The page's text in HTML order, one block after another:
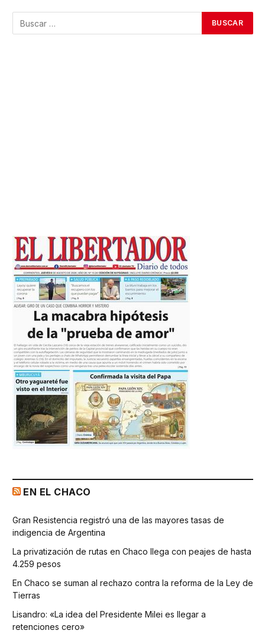
EN EL CHACO
Gran Resistencia registró una de las mayores tasas de
indigencia de Argentina
La privatización de rutas en Chaco llega con peajes de hasta
4.259 pesos
En Chaco se suman al rechazo contra la reforma de la Ley de
Tierras
Lisandro: «La idea del Presidente Milei es llegar a
retenciones cero»